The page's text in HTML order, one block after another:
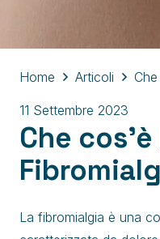
Home Articoli
11 Settembre 2023
Che cos’è
La fibromialgia è una